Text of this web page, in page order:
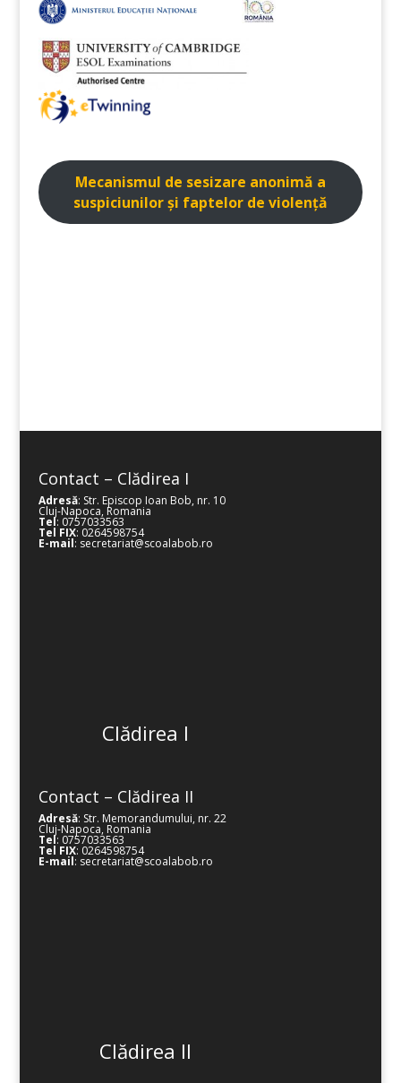
Mecanismul de sesizare anonimă a
suspiciunilor și faptelor de violenţă
Contact – Clădirea I
Adresă: Str. Episcop Ioan Bob, nr. 10
Cluj-Napoca, Romania
Tel: 0757033563
Tel FIX: 0264598754
E-mail: secretariat@scoalabob.ro
Clădirea I
Contact – Clădirea II
Adresă: Str. Memorandumului, nr. 22
Cluj-Napoca, Romania
Tel: 0757033563
Tel FIX: 0264598754
E-mail: secretariat@scoalabob.ro
Clădirea II